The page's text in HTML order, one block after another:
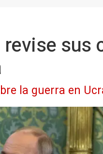
revise
la guerra en